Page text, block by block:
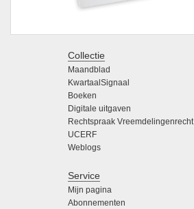
Collectie
Maandblad
KwartaalSignaal
Boeken
Digitale uitgaven
Rechtspraak Vreemdelingenrecht
UCERF
Weblogs
Service
Mijn pagina
Abonnementen